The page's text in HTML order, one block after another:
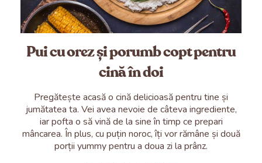
Pui cu orez și porumb copt pentru
cină în doi
Pregătește acasă o cină delicioasă pentru tine și
jumătatea ta. Vei avea nevoie de câteva ingrediente,
iar pofta o să vină de la sine în timp ce prepari
mâncarea. În plus, cu puțin noroc, îți vor rămâne și două
porții yummy pentru a doua zi la prânz.